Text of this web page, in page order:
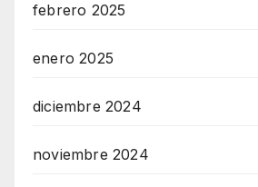
febrero 2025
enero 2025
diciembre 2024
noviembre 2024